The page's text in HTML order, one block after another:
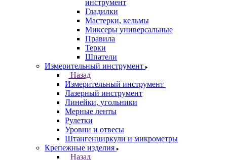
инструмент
Гладилки
Мастерки, кельмы
Миксеры универсальные
Правила
Терки
Шпатели
Измерительный инструмент
Назад
Измерительный инструмент
Лазерный инструмент
Линейки, угольники
Мерные ленты
Рулетки
Уровни и отвесы
Штангенциркули и микрометры
Крепежные изделия
Назад